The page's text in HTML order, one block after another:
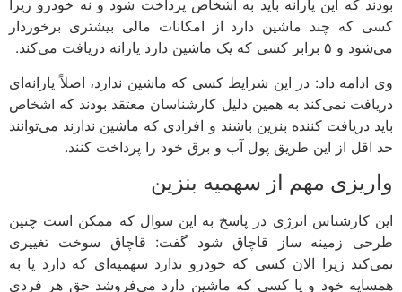
بودند که این یارانه باید به اشخاص پرداخت شود و نه خودرو زیرا
کسی که چند ماشین دارد از امکانات مالی بیشتری برخوردار
می‌شود و ۵ برابر کسی که یک ماشین دارد یارانه دریافت می‌کند.
وی ادامه داد: در این شرایط کسی که ماشین ندارد، اصلاً یارانه‌ای
دریافت نمی‌کند به همین دلیل کارشناسان معتقد بودند که اشخاص
باید دریافت کننده بنزین باشند و افرادی که ماشین ندارند می‌توانند
حد اقل از این طریق پول آب و برق خود را پرداخت کنند.
واریزی مهم از سهمیه بنزین
این کارشناس انرژی در پاسخ به این سوال که ممکن است چنین
طرحی زمینه ساز قاچاق شود گفت: قاچاق سوخت تغییری
نمی‌کند زیرا الان کسی که خودرو ندارد سهمیه‌ای که دارد یا به
همسایه خود و یا کسی که ماشین دارد می‌فروشد حق هر فردی